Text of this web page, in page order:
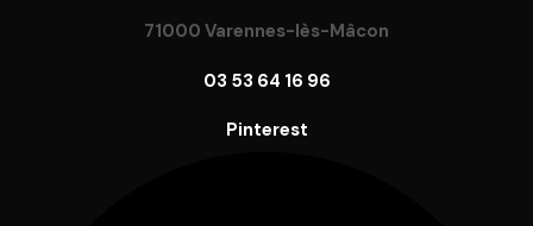
71000 Varennes-lès-Mâcon
03 53 64 16 96
Pinterest